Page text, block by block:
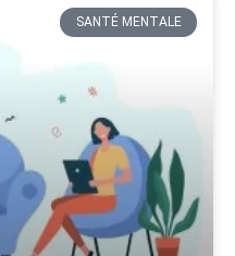
SANTÉ MENTALE